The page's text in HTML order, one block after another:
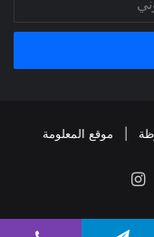
موقع المعلومة
انستقرام